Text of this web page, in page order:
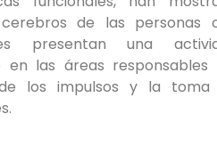
de las personas
presentan una
en las áreas responsables
los impulsos y la toma